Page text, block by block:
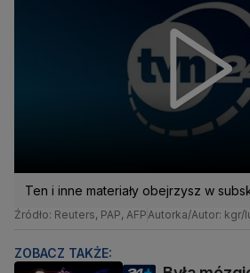
Ten i inne materiały obejrzysz w
Źródło: Reuters, PAP, AFP Autorka/Autor: kgr/
ZOBACZ TAKŻE: